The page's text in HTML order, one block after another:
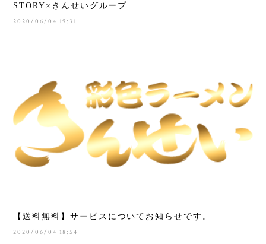
STORY×きんせいグループ
2020/06/04 19:31
【送料無料】サービスについてお知らせです。
2020/06/04 18:54